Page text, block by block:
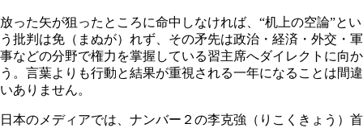
放った矢が狙ったところに命中しなければ、“机上の空論”とい
う批判は免（まぬが）れず、その矛先は政治・経済・外交・軍
事などの分野で権力を掌握している習主席へダイレクトに向か
う。言葉よりも行動と結果が重視される一年になることは間違
いありません。
日本のメディアでは、ナンバー２の李克強（りこくきょう）首